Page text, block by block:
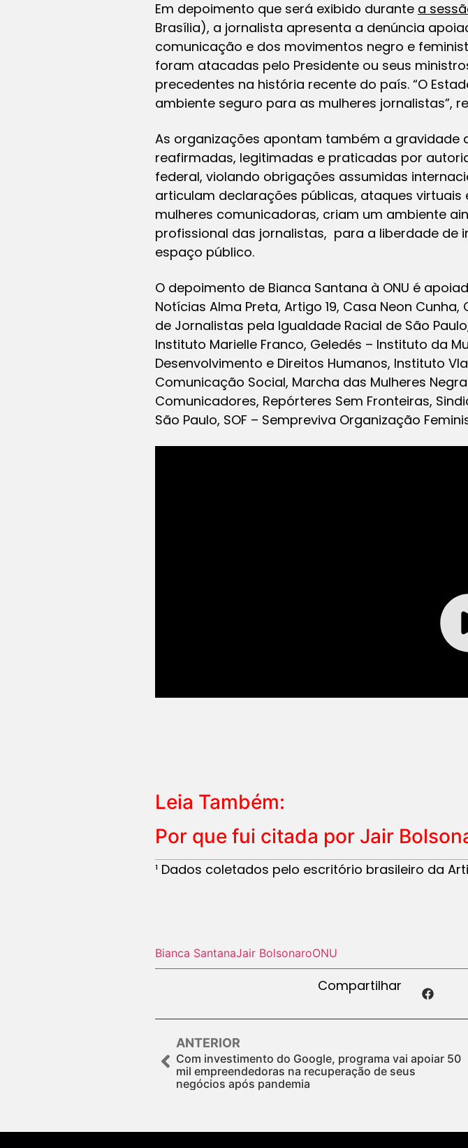
Em depoimento que será exibido durante a
Brasília), a jornalista apresenta a denúncia
comunicação e dos movimentos negro e
foram atacadas pelo Presidente ou seus
precedentes na história recente do país. “O
ambiente seguro para as mulheres jornalistas”,
As organizações apontam também a gravidade
reafirmadas, legitimadas e praticadas por
federal, violando obrigações assumidas
articulam declarações públicas, ataques
mulheres comunicadoras, criam um ambiente
profissional das jornalistas, para a liberdade de
espaço público.
O depoimento de Bianca Santana à ONU é
Notícias Alma Preta, Artigo 19, Casa Neon
de Jornalistas pela Igualdade Racial de São
Instituto Marielle Franco, Geledés – Instituto da
Desenvolvimento e Direitos Humanos, Instituto
Comunicação Social, Marcha das Mulheres
Comunicadores, Repórteres Sem Fronteiras,
São Paulo, SOF – Sempreviva Organização
Leia Também:
Por que fui citada por Jair
¹ Dados coletados pelo escritório brasileiro da
Bianca SantanaJair BolsonaroONU
Compartilhar
ANTERIOR
Com investimento do Google, programa vai apoiar 50
mil empreendedoras na recuperação de seus
negócios após pandemia